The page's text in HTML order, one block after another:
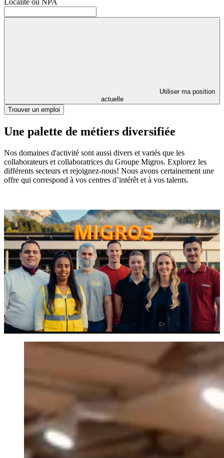
Utiliser ma position
actuelle
Trouver un emploi
Une palette de métiers diversifiée
Nos domaines d'activité sont aussi divers et variés que les
collaborateurs et collaboratrices du Groupe Migros. Explorez les
différents secteurs et rejoignez-nous! Nous avons certainement une
offre qui correspond à vos centres d’intérêt et à vos talents.